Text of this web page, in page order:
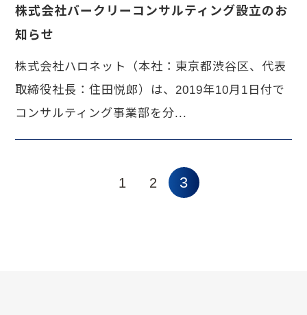
株式会社バークリーコンサルティング設立のお
知らせ
株式会社ハロネット（本社：東京都渋谷区、代表
取締役社長：住田悦郎）は、2019年10月1日付で
コンサルティング事業部を分...
1 2 3